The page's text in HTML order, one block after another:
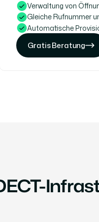
Verwaltung von
Gleiche Rufnummer
Automatische
Gratis Beratung
Gratis Beratung
Gratis Beratung